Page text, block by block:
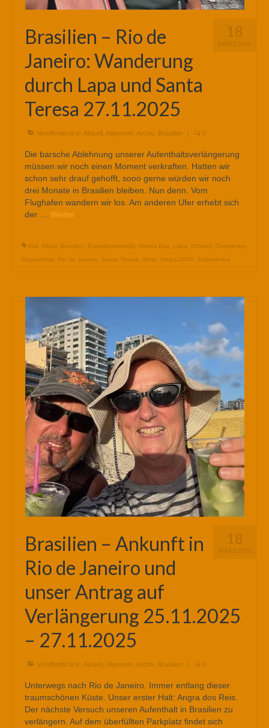
18
MÄRZ 2026
Brasilien – Rio de
Janeiro: Wanderung
durch Lapa und Santa
Teresa 27.11.2025
Veröffentlicht in: Aktuell Allgemein Archiv Brasilien | 0
Die barsche Ablehnung unserer Aufenthaltsverlängerung
müssen wir noch einen Moment verkraften. Hatten wir
schon sehr drauf gehofft, sooo gerne würden wir noch
drei Monate in Brasilien bleiben. Nun denn. Vom
Flughafen wandern wir los. Am anderen Ufer erhebt sich
der … Weiter
4x4 Allrad Brasilien Expeditionsmobil Honda Dax Lapa Offroad Overlander,
Rappelkiste
Rio de Janeiro Santa Teresa Steyr, Steyr12M18 Südamerika
18
MÄRZ 2026
Brasilien – Ankunft in
Rio de Janeiro und
unser Antrag auf
Verlängerung 25.11.2025
– 27.11.2025
Veröffentlicht in: Aktuell Allgemein Archiv Brasilien | 0
Unterwegs nach Rio de Janeiro. Immer entlang dieser
traumschönen Küste. Unser erster Halt: Angra dos Reis.
Der nächste Versuch unseren Aufenthalt in Brasilien zu
verlängern. Auf dem überfüllten Parkplatz findet sich